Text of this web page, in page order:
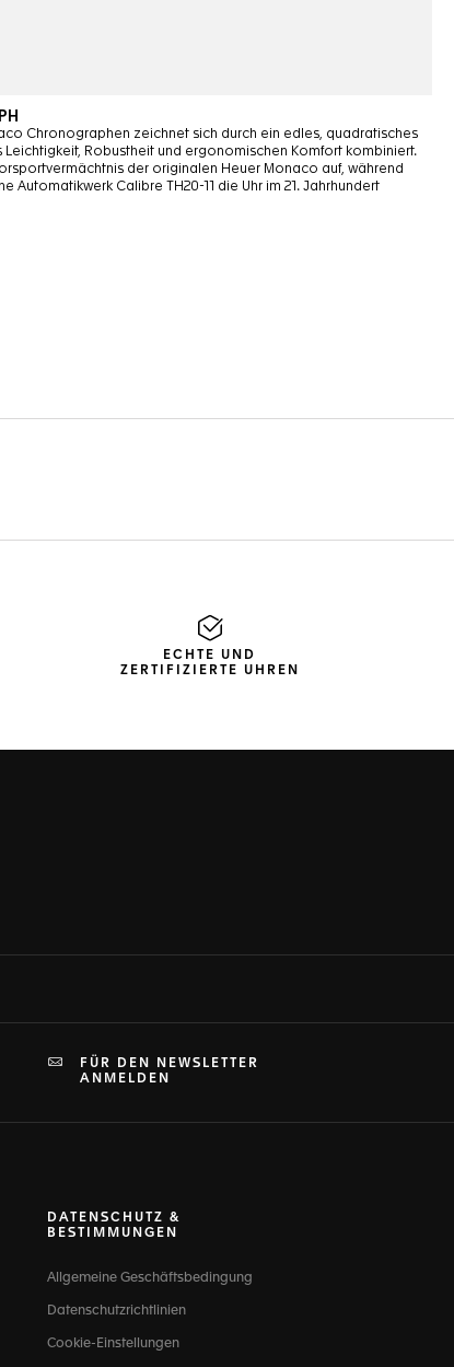
ECHTE UND
ZERTIFIZIERTE UHREN
FÜR DEN NEWSLETTER
ANMELDEN
DATENSCHUTZ &
BESTIMMUNGEN
Allgemeine Geschäftsbedingung
Datenschutzrichtlinien
Cookie-Einstellungen